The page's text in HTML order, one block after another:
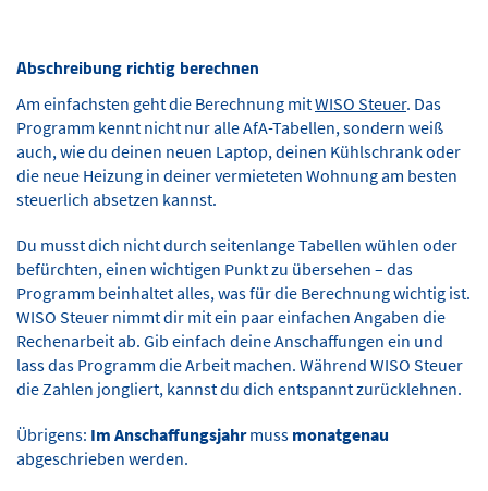
Abschreibung richtig berechnen
Am einfachsten geht die Berechnung mitWISO Steuer. Das
Programm kennt nicht nur alle AfA-Tabellen, sondern weiß
auch, wie du deinen neuen Laptop, deinen Kühlschrank oder
die neue Heizung in deiner vermieteten Wohnung am besten
steuerlich absetzen kannst.
Du musst dich nicht durch seitenlange Tabellen wühlen oder
befürchten, einen wichtigen Punkt zu übersehen – das
Programm beinhaltet alles, was für die Berechnung wichtig ist.
WISO Steuer nimmt dir mit ein paar einfachen Angaben die
Rechenarbeit ab. Gib einfach deine Anschaffungen ein und
lass das Programm die Arbeit machen. Während WISO Steuer
die Zahlen jongliert, kannst du dich entspannt zurücklehnen.
Übrigens: Im Anschaffungsjahrmuss monatgenau
abgeschrieben werden.